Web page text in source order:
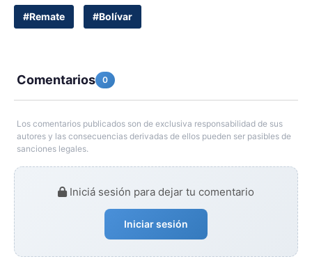
#Remate #Bolívar
Comentarios 0
Los comentarios publicados son de exclusiva responsabilidad de sus
autores y las consecuencias derivadas de ellos pueden ser pasibles de
sanciones legales.
Iniciá sesión para dejar tu comentario
Iniciar sesión